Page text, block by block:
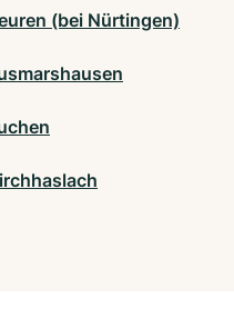
(bei Nürtingen)